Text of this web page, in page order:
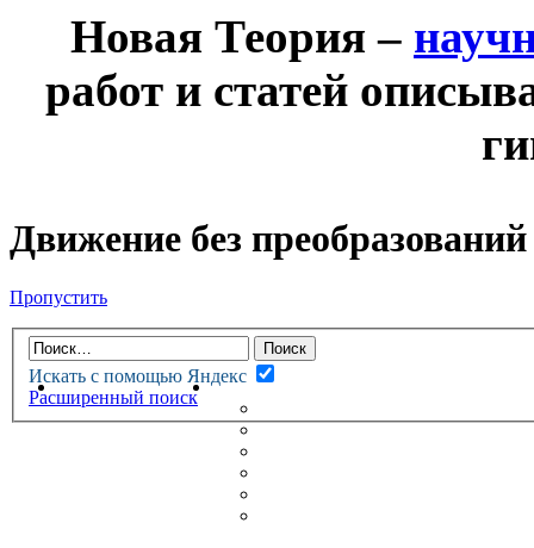
Новая Теория –
работ и статей
Движение без
Пропустить
Искать с помощью Яндекс
Расширенный поиск
НОВАЯ ТЕОРИЯФОРУМ
НЕПРОЧИТАННЫЕ